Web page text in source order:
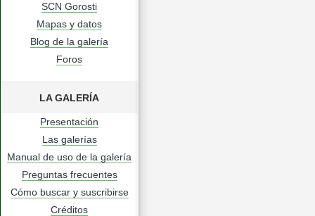
SCN Gorosti
Mapas y datos
Blog de la galería
Foros
LA GALERÍA
Presentación
Las galerías
Manual de uso de la galería
Preguntas frecuentes
Cómo buscar y suscribirse
Créditos